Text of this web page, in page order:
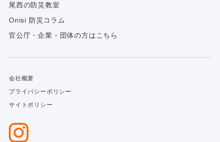
尾西の防災教室
Onisi 防災コラム
官公庁・企業・団体の方はこちら
会社概要
プライバシーポリシー
サイトポリシー